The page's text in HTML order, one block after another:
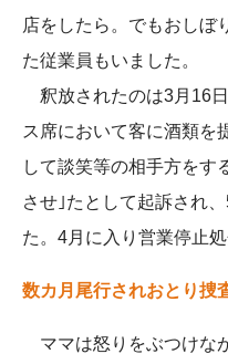
店をしたら。でもおしぼ
た従業員もいました。
釈放されたのは3月16
ス席において客に酒類を
して談笑等の相手方をす
させ｣たとして起訴され
た。4月に入り営業停止処
数カ月尾行されおとり捜
ママは怒りをぶつけな